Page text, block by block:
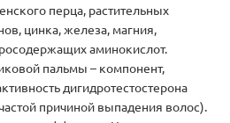
перца, растительных
цинка, железа, магния,
аминокислот.
пальмы – компонент,
дигидротестостерона
причиной выпадения волос).